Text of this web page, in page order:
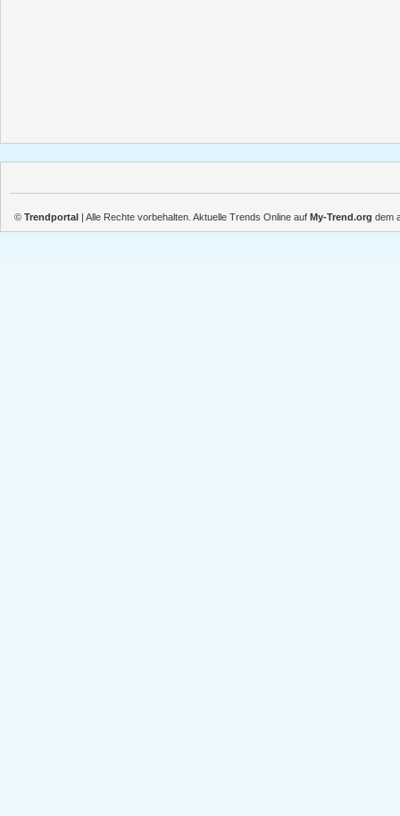
© Trendportal | Alle Rechte vorbehalten. Aktuelle Trends Online auf My-Trend.org dem